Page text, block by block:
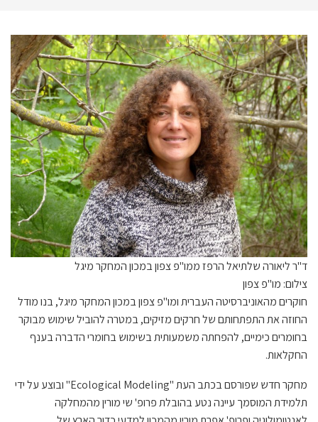
ד"ר ליאורה שלתיאל הרפז ממו"פ צפון במכון המחקר מיגל
צילום: מו"פ צפון
חוקרים מהאוניברסיטה העברית ומו"פ צפון במכון המחקר מיגל, בנו מודל
החוזה את התפתחותם של חרקים מזיקים, במטרה להוביל שימוש מבוקר
בחומרים כימיים, להפחתה משמעותית בשימוש בחומרי הדברה בענף
החקלאות.
מחקר חדש שפורסם בכתב העת "Ecological Modeling" ובוצע על ידי
תלמידת המוסמך עיינה נטע בהובלת פרופ' שי מורין מהמחלקה